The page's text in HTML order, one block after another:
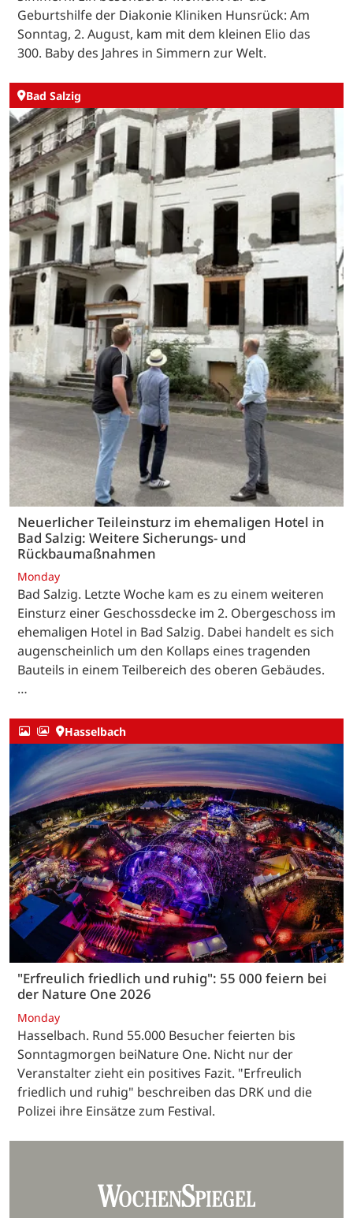
Geburtshilfe der Diakonie Kliniken Hunsrück: Am
Sonntag, 2. August, kam mit dem kleinen Elio das
300. Baby des Jahres in Simmern zur Welt.
Bad Salzig
Neuerlicher Teileinsturz im ehemaligen Hotel in
Bad Salzig: Weitere Sicherungs- und
Rückbaumaßnahmen
Monday
Bad Salzig. Letzte Woche kam es zu einem weiteren
Einsturz einer Geschossdecke im 2. Obergeschoss im
ehemaligen Hotel in Bad Salzig. Dabei handelt es sich
augenscheinlich um den Kollaps eines tragenden
Bauteils in einem Teilbereich des oberen Gebäudes.
…
Hasselbach
"Erfreulich friedlich und ruhig": 55 000 feiern bei
der Nature One 2026
Monday
Hasselbach. Rund 55.000 Besucher feierten bis
Sonntagmorgen beiNature One. Nicht nur der
Veranstalter zieht ein positives Fazit. "Erfreulich
friedlich und ruhig" beschreiben das DRK und die
Polizei ihre Einsätze zum Festival.